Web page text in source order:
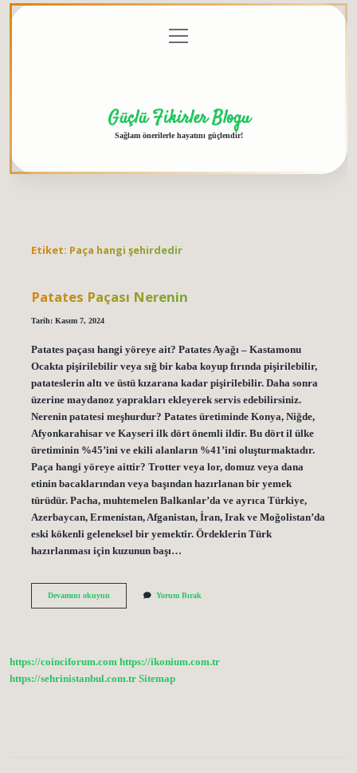
menüyü
aç
Güçlü Fikirler Blogu
Sağlam önerilerle hayatını güçlendir!
Etiket: Paça hangi şehirdedir
Patates Paçası Nerenin
Tarih: Kasım 7, 2024
Patates paçası hangi yöreye ait? Patates Ayağı – Kastamonu
Ocakta pişirilebilir veya sığ bir kaba koyup fırında pişirilebilir,
patateslerin altı ve üstü kızarana kadar pişirilebilir. Daha sonra
üzerine maydanoz yaprakları ekleyerek servis edebilirsiniz.
Nerenin patatesi meşhurdur? Patates üretiminde Konya, Niğde,
Afyonkarahisar ve Kayseri ilk dört önemli ildir. Bu dört il ülke
üretiminin %45’ini ve ekili alanların %41’ini oluşturmaktadır.
Paça hangi yöreye aittir? Trotter veya lor, domuz veya dana
etinin bacaklarından veya başından hazırlanan bir yemek
türüdür. Pacha, muhtemelen Balkanlar’da ve ayrıca Türkiye,
Azerbaycan, Ermenistan, Afganistan, İran, Irak ve Moğolistan’da
eski kökenli geleneksel bir yemektir. Ördeklerin Türk
hazırlanması için kuzunun başı…
Devamını okuyunPatates
Yorum Bırak
https://coinciforum.com https://ikonium.com.tr
https://sehrinistanbul.com.tr Sitemap